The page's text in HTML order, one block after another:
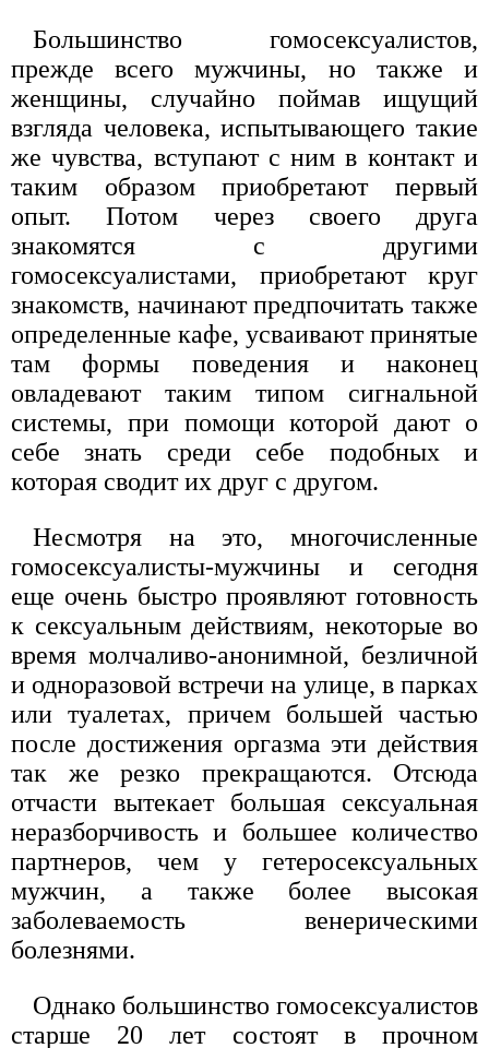
Большинство гомосексуалистов,
прежде всего мужчины, но также и
женщины, случайно поймав ищущий
взгляда человека, испытывающего такие
же чувства, вступают с ним в контакт и
таким образом приобретают первый
опыт. Потом через своего друга
знакомятся с другими
гомосексуалистами, приобретают круг
знакомств, начинают предпочитать также
определенные кафе, усваивают принятые
там формы поведения и наконец
овладевают таким типом сигнальной
системы, при помощи которой дают о
себе знать среди себе подобных и
которая сводит их друг с другом.
Несмотря на это, многочисленные
гомосексуалисты-мужчины и сегодня
еще очень быстро проявляют готовность
к сексуальным действиям, некоторые во
время молчаливо-анонимной, безличной
и одноразовой встречи на улице, в парках
или туалетах, причем большей частью
после достижения оргазма эти действия
так же резко прекращаются. Отсюда
отчасти вытекает большая сексуальная
неразборчивость и большее количество
партнеров, чем у гетеросексуальных
мужчин, а также более высокая
заболеваемость венерическими
болезнями.
Однако большинство гомосексуалистов
старше 20 лет состоят в прочном